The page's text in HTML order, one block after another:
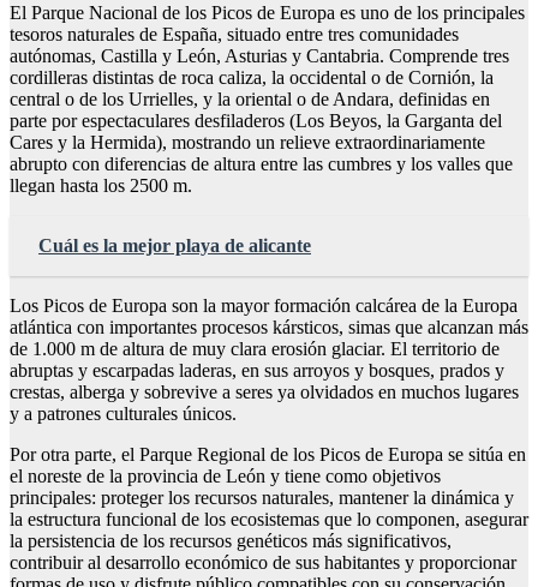
El Parque Nacional de los Picos de Europa es uno de los principales
tesoros naturales de España, situado entre tres comunidades
autónomas, Castilla y León, Asturias y Cantabria. Comprende tres
cordilleras distintas de roca caliza, la occidental o de Cornión, la
central o de los Urrielles, y la oriental o de Andara, definidas en
parte por espectaculares desfiladeros (Los Beyos, la Garganta del
Cares y la Hermida), mostrando un relieve extraordinariamente
abrupto con diferencias de altura entre las cumbres y los valles que
llegan hasta los 2500 m.
Cuál es la mejor playa de alicante
Los Picos de Europa son la mayor formación calcárea de la Europa
atlántica con importantes procesos kársticos, simas que alcanzan más
de 1.000 m de altura de muy clara erosión glaciar. El territorio de
abruptas y escarpadas laderas, en sus arroyos y bosques, prados y
crestas, alberga y sobrevive a seres ya olvidados en muchos lugares
y a patrones culturales únicos.
Por otra parte, el Parque Regional de los Picos de Europa se sitúa en
el noreste de la provincia de León y tiene como objetivos
principales: proteger los recursos naturales, mantener la dinámica y
la estructura funcional de los ecosistemas que lo componen, asegurar
la persistencia de los recursos genéticos más significativos,
contribuir al desarrollo económico de sus habitantes y proporcionar